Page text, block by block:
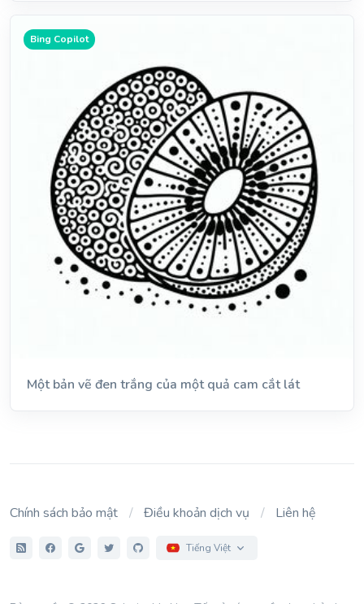
Bing Copilot
Một bản vẽ đen trắng của một quả cam cắt lát
Chính sách bảo mật Điều khoản dịch vụ Liên hệ
Tiếng Việt